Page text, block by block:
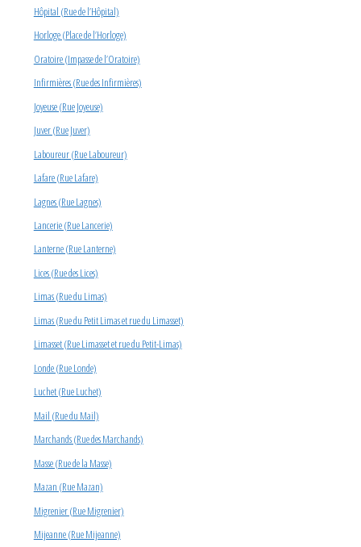
Hôpital (Rue de l’Hôpital)
Horloge (Place de l’Horloge)
Oratoire (Impasse de l’Oratoire)
Infirmières (Rue des Infirmières)
Joyeuse (Rue Joyeuse)
Juver (Rue Juver)
Laboureur (Rue Laboureur)
Lafare (Rue Lafare)
Lagnes (Rue Lagnes)
Lancerie (Rue Lancerie)
Lanterne (Rue Lanterne)
Lices (Rue des Lices)
Limas (Rue du Limas)
Limas (Rue du Petit Limas et rue du Limasset)
Limasset (Rue Limasset et rue du Petit-Limas)
Londe (Rue Londe)
Luchet (Rue Luchet)
Mail (Rue du Mail)
Marchands (Rue des Marchands)
Masse (Rue de la Masse)
Mazan (Rue Mazan)
Migrenier (Rue Migrenier)
Mijeanne (Rue Mijeanne)